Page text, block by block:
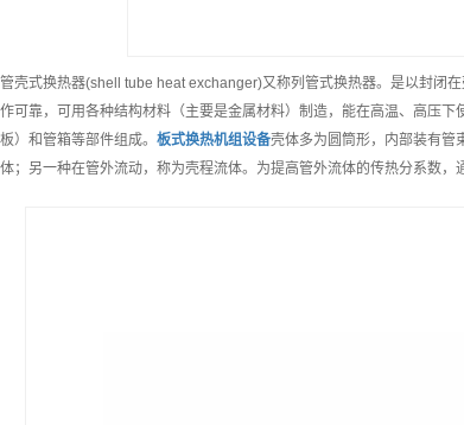
管壳式换热器(shell tube heat exchanger)又称列管式换热器。是以封闭
作可靠，可用各种结构材料（主要是金属材料）制造，能在高温、高压
板）和管箱等部件组成。 板式换热机组设备壳体多为圆筒形，内部装有管
体；另一种在管外流动，称为壳程流体。为提高管外流体的传热分系数，